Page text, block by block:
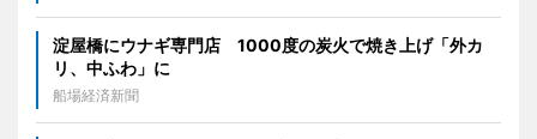
淀屋橋にウナギ専門店 1000度の炭火で焼き上げ「外カ
リ、中ふわ」に
船場経済新聞